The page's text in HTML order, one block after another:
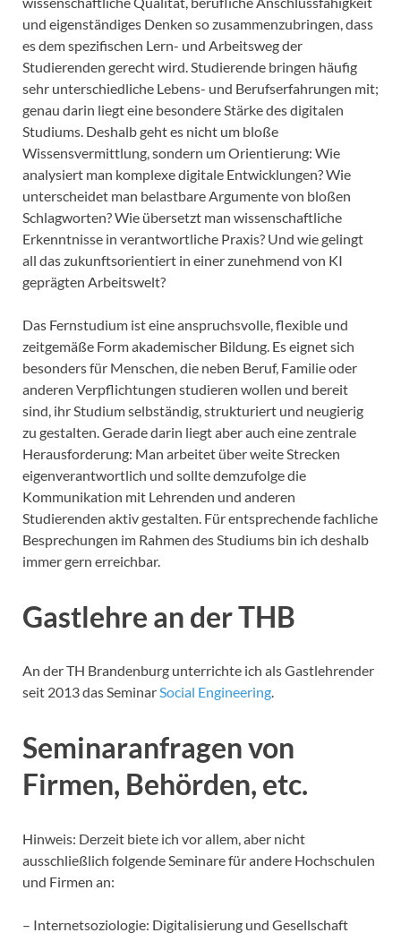
und eigenständiges Denken so zusammenzubringen, dass
es dem spezifischen Lern- und Arbeitsweg der
Studierenden gerecht wird. Studierende bringen häufig
sehr unterschiedliche Lebens- und Berufserfahrungen mit;
genau darin liegt eine besondere Stärke des digitalen
Studiums. Deshalb geht es nicht um bloße
Wissensvermittlung, sondern um Orientierung: Wie
analysiert man komplexe digitale Entwicklungen? Wie
unterscheidet man belastbare Argumente von bloßen
Schlagworten? Wie übersetzt man wissenschaftliche
Erkenntnisse in verantwortliche Praxis? Und wie gelingt
all das zukunftsorientiert in einer zunehmend von KI
geprägten Arbeitswelt?
Das Fernstudium ist eine anspruchsvolle, flexible und
zeitgemäße Form akademischer Bildung. Es eignet sich
besonders für Menschen, die neben Beruf, Familie oder
anderen Verpflichtungen studieren wollen und bereit
sind, ihr Studium selbständig, strukturiert und neugierig
zu gestalten. Gerade darin liegt aber auch eine zentrale
Herausforderung: Man arbeitet über weite Strecken
eigenverantwortlich und sollte demzufolge die
Kommunikation mit Lehrenden und anderen
Studierenden aktiv gestalten. Für entsprechende fachliche
Besprechungen im Rahmen des Studiums bin ich deshalb
immer gern erreichbar.
Gastlehre an der THB
An der TH Brandenburg unterrichte ich als Gastlehrender
seit 2013 das SeminarSocial Engineering.
Seminaranfragen von
Firmen, Behörden, etc.
Hinweis: Derzeit biete ich vor allem, aber nicht
ausschließlich folgende Seminare für andere Hochschulen
und Firmen an:
– Internetsoziologie: Digitalisierung und Gesellschaft